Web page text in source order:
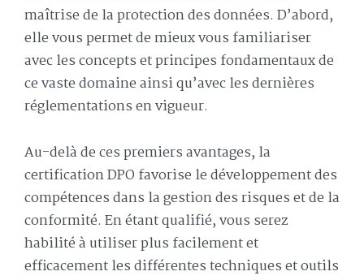
maîtrise de la protection des données. D’abord,
elle vous permet de mieux vous familiariser
avec les concepts et principes fondamentaux de
ce vaste domaine ainsi qu’avec les dernières
réglementations en vigueur.
Au-delà de ces premiers avantages, la
certification DPO favorise le développement des
compétences dans la gestion des risques et de la
conformité. En étant qualifié, vous serez
habilité à utiliser plus facilement et
efficacement les différentes techniques et outils